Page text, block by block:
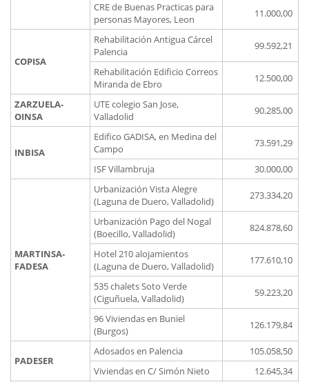
CRE de Buenas Practicas para
personas Mayores, Leon
11.000,00
COPISA
Rehabilitación Antigua Cárcel
Palencia
99.592,21
Rehabilitación Edificio Correos
Miranda de Ebro
12.500,00
ZARZUELA-
OINSA
UTE colegio San Jose,
Valladolid
90.285,00
INBISA
Edifico GADISA, en Medina del
Campo
73.591,29
ISF Villambruja 30.000,00
MARTINSA-
FADESA
Urbanización Vista Alegre
(Laguna de Duero, Valladolid)
273.334,20
Urbanización Pago del Nogal
(Boecillo, Valladolid)
824.878,60
Hotel 210 alojamientos
(Laguna de Duero, Valladolid)
177.610,10
535 chalets Soto Verde
(Ciguñuela, Valladolid)
59.223,20
96 Viviendas en Buniel
(Burgos)
126.179,84
PADESER
Adosados en Palencia
105.058,50
Viviendas en C/ Simón Nieto
12.645,34